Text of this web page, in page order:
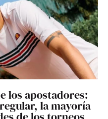
los apostadores:
la mayoría